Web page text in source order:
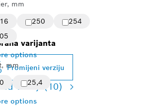
mm
250
254
options
mm
25,4
options
varijanta
Promijeni verziju
verzija (10)